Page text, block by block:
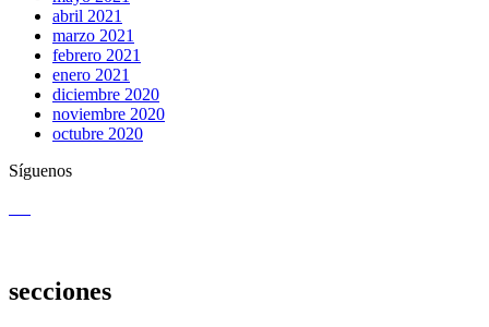
abril 2021
marzo 2021
febrero 2021
enero 2021
diciembre 2020
noviembre 2020
octubre 2020
Síguenos
secciones